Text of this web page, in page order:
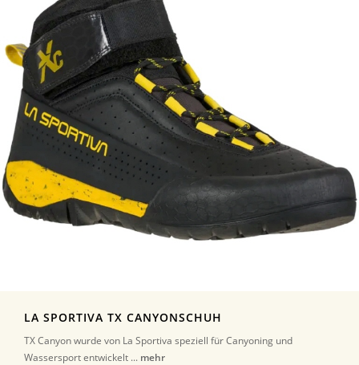
LA SPORTIVA TX CANYONSCHUH
TX Canyon wurde von La Sportiva speziell für Canyoning und
Wassersport entwickelt ... mehr